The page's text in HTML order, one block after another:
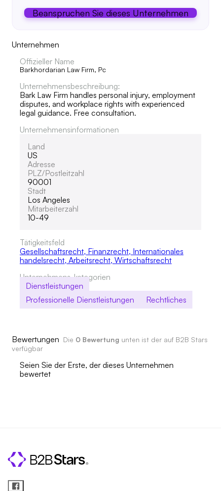
Beanspruchen Sie dieses Unternehmen
Unternehmen
Offizieller Name
Barkhordarian Law Firm, Pc
Unternehmensbeschreibung:
Bark Law Firm handles personal injury, employment
disputes, and workplace rights with experienced
legal guidance. Free consultation.
Unternehmensinformationen
Land
US
Adresse
PLZ/Postleitzahl
90001
Stadt
Los Angeles
Mitarbeiterzahl
10-49
Tätigkeitsfeld
Gesellschaftsrecht, Finanzrecht, Internationales
handelsrecht, Arbeitsrecht, Wirtschaftsrecht
Unternehmens-kategorien
Dienstleistungen
Professionelle Dienstleistungen
Rechtliches
Bewertungen Die 0 Bewertung unten ist der auf B2B Stars
verfügbar
Seien Sie der Erste, der dieses Unternehmen
bewertet